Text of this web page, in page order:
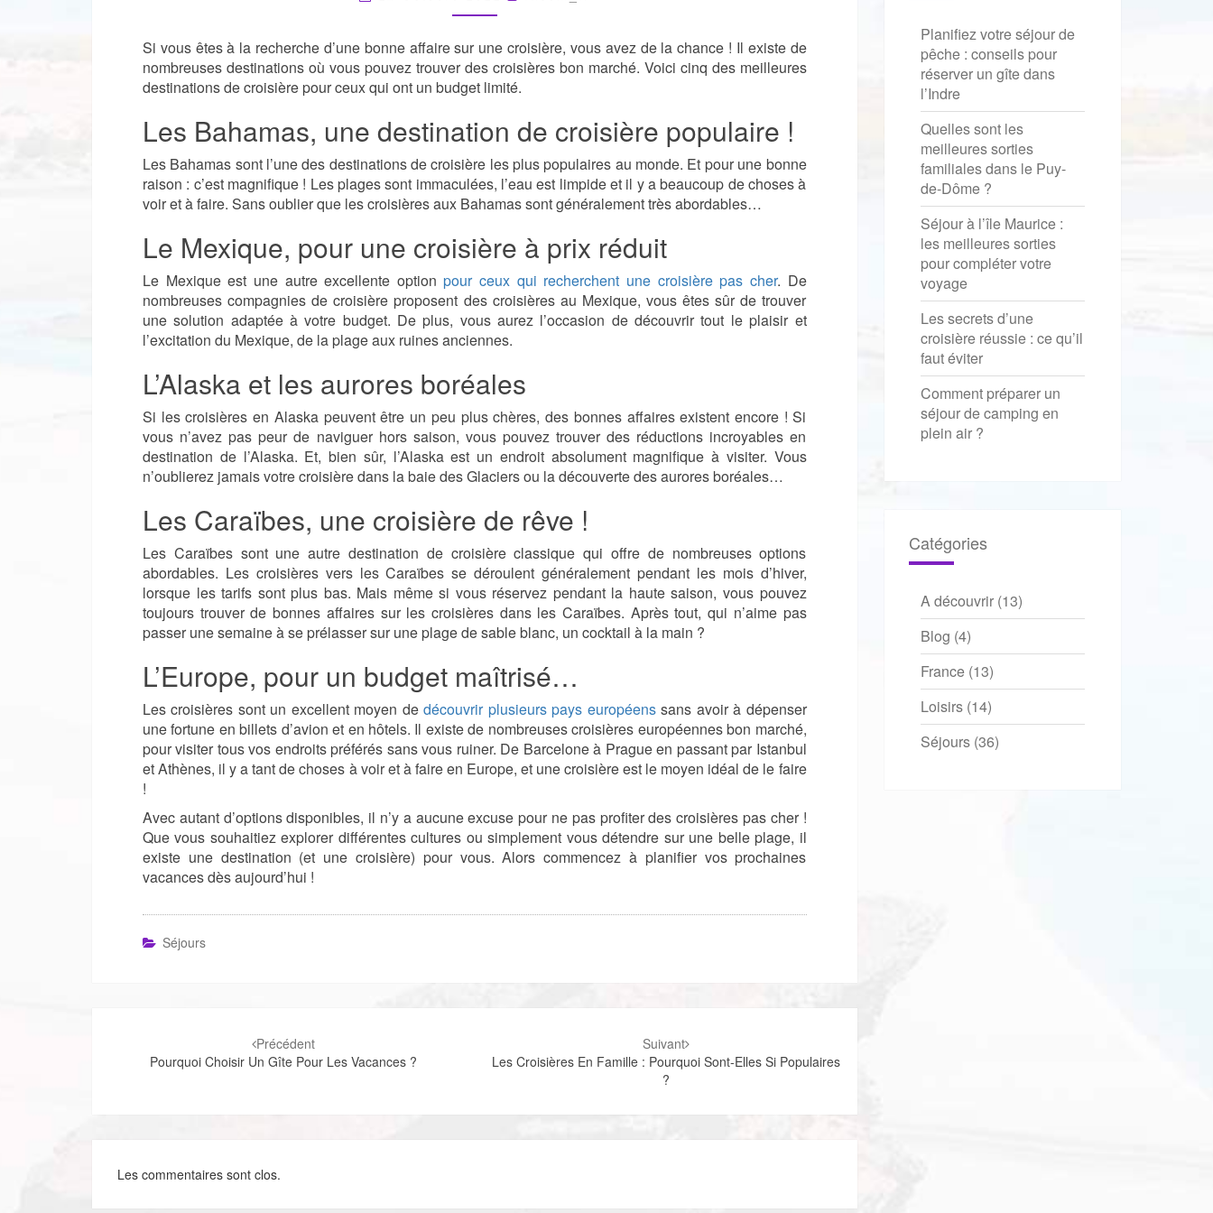
CHER
Si vous êtes à la recherche d’une bonne affaire sur une croisière, vous avez de la chance ! Il existe de
nombreuses destinations où vous pouvez trouver des croisières bon marché. Voici cinq des meilleures
destinations de croisière pour ceux qui ont un budget limité.
Les Bahamas, une destination de croisière populaire !
Les Bahamas sont l’une des destinations de croisière les plus populaires au monde. Et pour une bonne
raison : c’est magnifique ! Les plages sont immaculées, l’eau est limpide et il y a beaucoup de choses à
voir et à faire. Sans oublier que les croisières aux Bahamas sont généralement très abordables…
Le Mexique, pour une croisière à prix réduit
Le Mexique est une autre excellente optionpour ceux qui recherchent une croisière pas cher. De
nombreuses compagnies de croisière proposent des croisières au Mexique, vous êtes sûr de trouver
une solution adaptée à votre budget. De plus, vous aurez l’occasion de découvrir tout le plaisir et
l’excitation du Mexique, de la plage aux ruines anciennes.
L’Alaska et les aurores boréales
Si les croisières en Alaska peuvent être un peu plus chères, des bonnes affaires existent encore ! Si
vous n’avez pas peur de naviguer hors saison, vous pouvez trouver des réductions incroyables en
destination de l’Alaska. Et, bien sûr, l’Alaska est un endroit absolument magnifique à visiter. Vous
n’oublierez jamais votre croisière dans la baie des Glaciers ou la découverte des aurores boréales…
Les Caraïbes, une croisière de rêve !
Les Caraïbes sont une autre destination de croisière classique qui offre de nombreuses options
abordables. Les croisières vers les Caraïbes se déroulent généralement pendant les mois d’hiver,
lorsque les tarifs sont plus bas. Mais même si vous réservez pendant la haute saison, vous pouvez
toujours trouver de bonnes affaires sur les croisières dans les Caraïbes. Après tout, qui n’aime pas
passer une semaine à se prélasser sur une plage de sable blanc, un cocktail à la main ?
L’Europe, pour un budget maîtrisé…
Les croisières sont un excellent moyen dedécouvrir plusieurs pays européenssans avoir à dépenser
une fortune en billets d’avion et en hôtels. Il existe de nombreuses croisières européennes bon marché,
pour visiter tous vos endroits préférés sans vous ruiner. De Barcelone à Prague en passant par Istanbul
et Athènes, il y a tant de choses à voir et à faire en Europe, et une croisière est le moyen idéal de le faire
!
Avec autant d’options disponibles, il n’y a aucune excuse pour ne pas profiter des croisières pas cher !
Que vous souhaitiez explorer différentes cultures ou simplement vous détendre sur une belle plage, il
existe une destination (et une croisière) pour vous. Alors commencez à planifier vos prochaines
vacances dès aujourd’hui !
Séjours
d'article
Précédent
Pourquoi Choisir Un Gîte Pour Les Vacances ?
Suivant
Les Croisières En Famille : Pourquoi Sont-Elles Si Populaires
?
Les commentaires sont clos.
Planifiez votre séjour de
pêche : conseils pour
réserver un gîte dans
l’Indre
Quelles sont les
meilleures sorties
familiales dans le Puy-
de-Dôme ?
Séjour à l’île Maurice :
les meilleures sorties
pour compléter votre
voyage
Les secrets d’une
croisière réussie : ce qu’il
faut éviter
Comment préparer un
séjour de camping en
plein air ?
Catégories
A découvrir(13)
Blog (4)
France(13)
Loisirs(14)
Séjours(36)